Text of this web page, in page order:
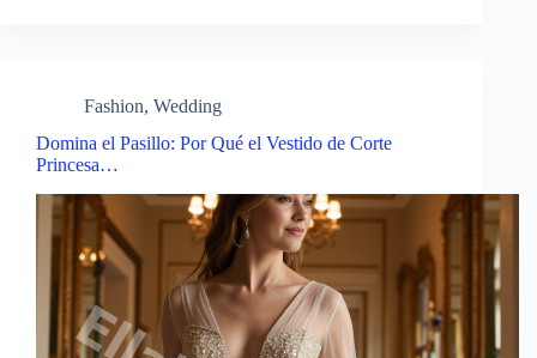
Fashion, Wedding
Domina el Pasillo: Por Qué el Vestido de Corte
Princesa…